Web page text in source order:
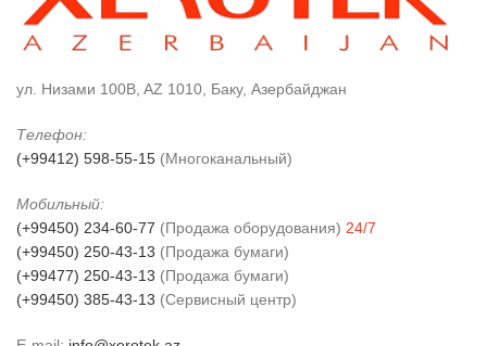
ул. Низами 100B, AZ 1010, Баку, Азербайджан
Телефон:
(+99412) 598-55-15 (Многоканальный)
Мобильный:
(+99450) 234-60-77 (Продажа оборудования) 24/7
(+99450) 250-43-13 (Продажа бумаги)
(+99477) 250-43-13 (Продажа бумаги)
(+99450) 385-43-13 (Сервисный центр)